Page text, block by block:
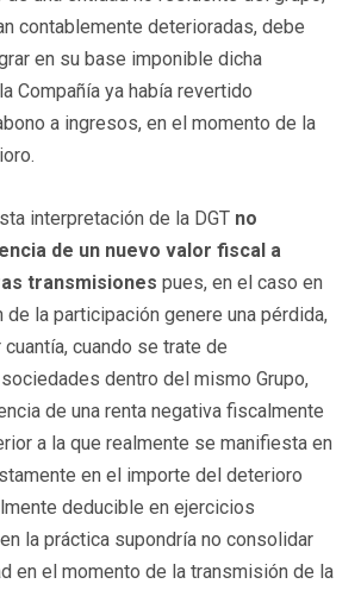
contablemente deterioradas, debe
en su base imponible dicha
Compañía ya había revertido
a ingresos, en el momento de la
interpretación de la DGT no
de un nuevo valor fiscal a
transmisiones pues, en el caso en
la participación genere una pérdida,
cuando se trate de
dentro del mismo Grupo,
de una renta negativa fiscalmente
a la que realmente se manifiesta en
en el importe del deterioro
deducible en ejercicios
la práctica supondría no consolidar
en el momento de la transmisión de la